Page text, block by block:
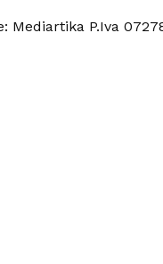
Mediartika P.Iva